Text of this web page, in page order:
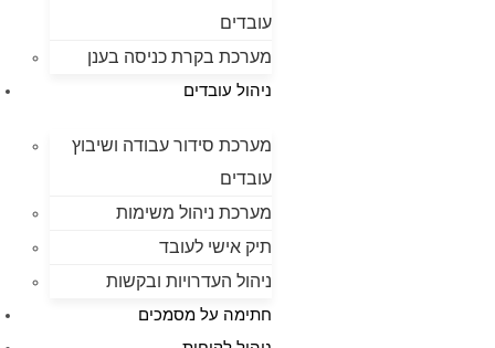
עובדים
מערכת בקרת כניסה בענן
ניהול עובדים
מערכת סידור עבודה ושיבוץ
עובדים
מערכת ניהול משימות
תיק אישי לעובד
ניהול העדרויות ובקשות
חתימה על מסמכים